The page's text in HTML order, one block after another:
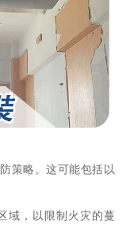
策略。这可能包括以
域，以限制火灾的蔓